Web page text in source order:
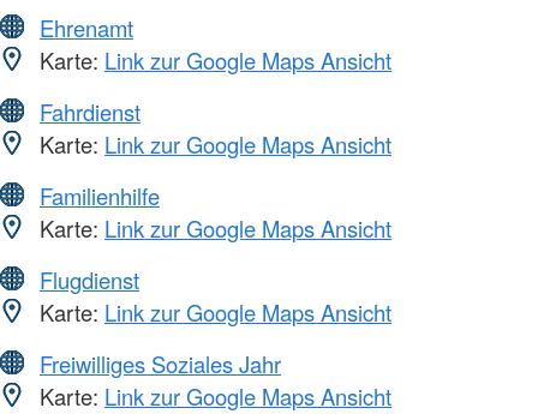
Ehrenamt
Karte: Link zur Google Maps Ansicht
Fahrdienst
Karte: Link zur Google Maps Ansicht
Familienhilfe
Karte: Link zur Google Maps Ansicht
Flugdienst
Karte: Link zur Google Maps Ansicht
Freiwilliges Soziales Jahr
Karte: Link zur Google Maps Ansicht